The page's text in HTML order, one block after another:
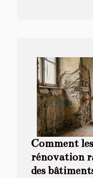
Comment
rénovation
des